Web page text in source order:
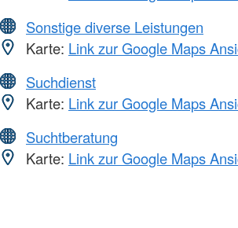
Sonstige diverse Leistungen
Karte: Link zur Google Maps
Suchdienst
Karte: Link zur Google Maps
Suchtberatung
Karte: Link zur Google Maps